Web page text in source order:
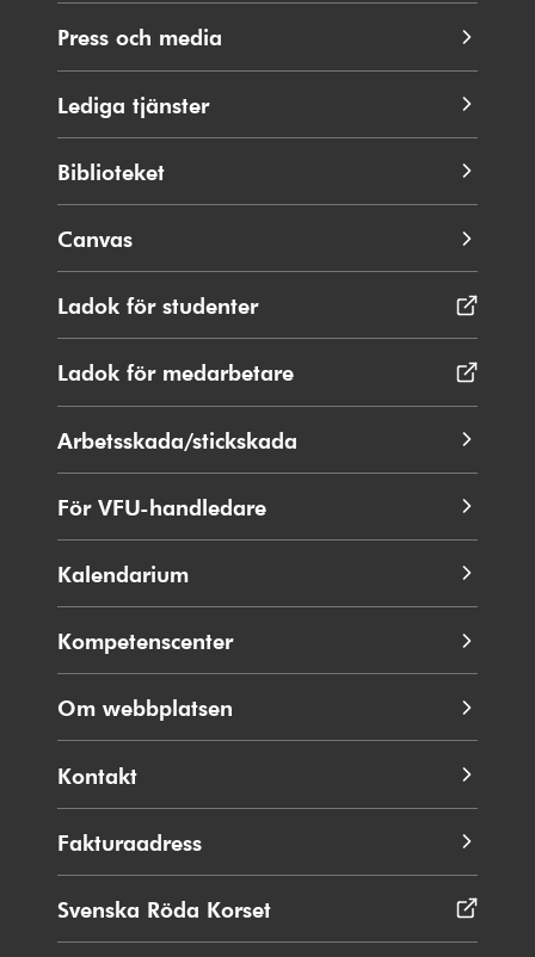
Press och media
Lediga tjänster
Biblioteket
Canvas
Ladok för studenterÖppnas
i
fönster
Ladok för medarbetare
i
fönster
Arbetsskada/stickskada
För VFU-handledare
Kalendarium
Kompetenscenter
Om webbplatsen
Kontakt
Fakturaadress
Svenska Röda Korset
i